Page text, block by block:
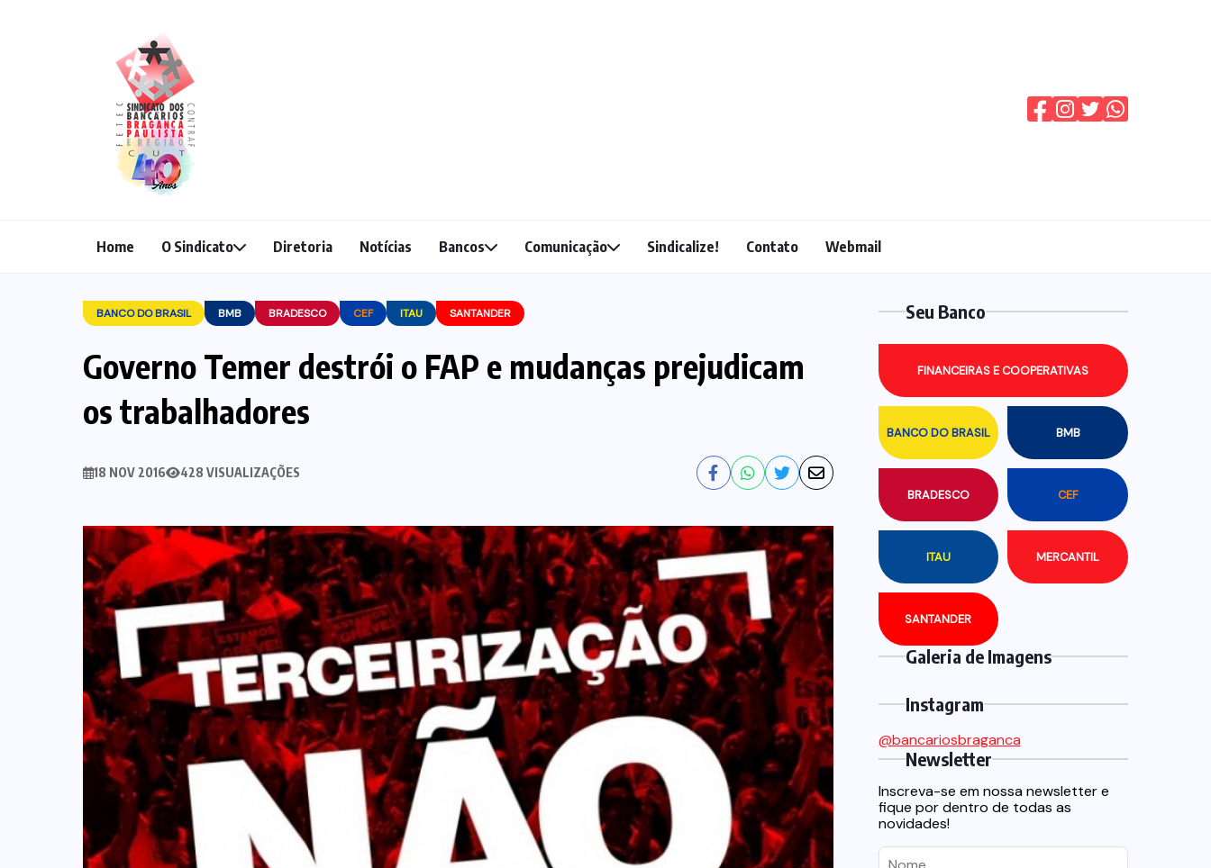
Home O Sindicato Diretoria Notícias Bancos Comunicação Sindicalize! Contato Webmail
BANCO DO BRASIL BMB BRADESCO CEF ITAU SANTANDER
Governo Temer destrói o FAP e mudanças prejudicam
os trabalhadores
18 NOV 2016 428 VISUALIZAÇÕES
Seu Banco
BANCO DO BRASIL BMB
BRADESCO CEF
FINANCEIRAS E COOPERATIVAS
ITAU MERCANTIL
SANTANDER
Galeria de Imagens
Instagram
@bancariosbraganca
Newsletter
Inscreva-se em nossa newsletter e
fique por dentro de todas as
novidades!